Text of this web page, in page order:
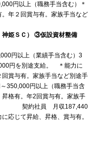
円以上（職務手当含む）＊
年２回賞与有。家族手当など
姫ＳＣ） ③仮設資材整備
円以上（業績手当含む）3
円を別途支給。 ＊能力に
賞与有。家族手当など別途手
350,000円以上（職務手当含
格有。年2回賞与有。家族手
契約社員 月収187,440
応じて昇給、昇格、賞与有。